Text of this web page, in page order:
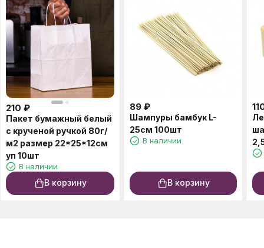
210 ₽
Пакет бумажный белый
с крученой ручкой 80г/
м2 размер 22*25*12см
уп 10шт
В наличии
В корзину
89 ₽
Шампуры бамбук L-
25см 100шт
В наличии
В корзину